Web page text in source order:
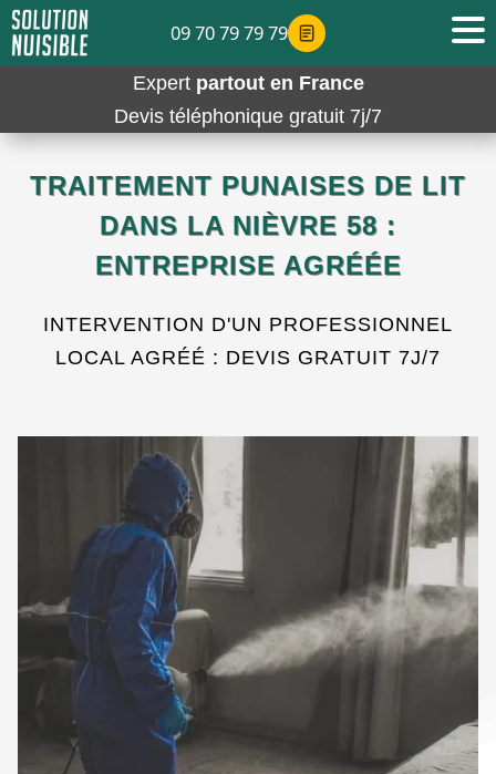
Expert partout en France
Devis téléphonique gratuit 7j/7
TRAITEMENT PUNAISES DE LIT
DANS LA NIÈVRE 58 :
ENTREPRISE AGRÉÉE
INTERVENTION D'UN PROFESSIONNEL
LOCAL AGRÉÉ : DEVIS GRATUIT 7J/7
09 70 79 79 79